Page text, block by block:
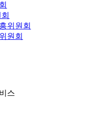
위원회
원회
스